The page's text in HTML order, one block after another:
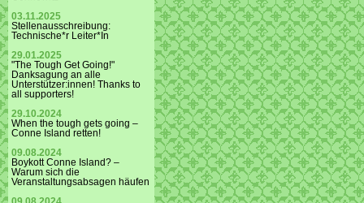
03.11.2025
Stellenausschreibung:
Technische*r Leiter*In
29.01.2025
"The Tough Get Going!"
Danksagung an alle
Unterstützer:innen! Thanks to
all supporters!
29.10.2024
When the tough gets going –
Conne Island retten!
09.08.2024
Boykott Conne Island? –
Warum sich die
Veranstaltungsabsagen häufen